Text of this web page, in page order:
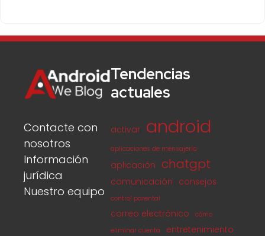
Contacte con
nosotros
Información
jurídica
Nuestro equipo
Tendencias
actuales
activar android
aplicaciones de mensajería
aplicación chatgpt
comunicación consejos
control parental
correo electrónico
cómo
eliminar cuenta
entretenimiento